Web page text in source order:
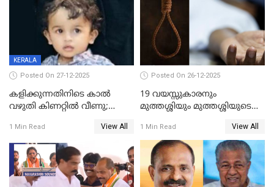
KERALA
Posted On 27-12-2025
കളിക്കുന്നതിനിടെ കാൽ
വഴുതി കിണറ്റിൽ വീണു;
ദാരുണാന്ത്യം
1 Min Read View All
Posted On 26-12-2025
19 വയസ്സുകാരനും
മുത്തശ്ശിയും മുത്തശ്ശിയുടെ
മരിച്ചനിലയിൽ
1 Min Read View All